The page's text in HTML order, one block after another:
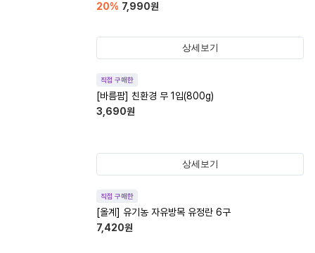
20% 7,990원
상세보기
직접 구매한
[바름팜] 친환경 무 1입(800g)
3,690원
상세보기
직접 구매한
[올계] 유기농 자유방목 유정란 6구
7,420원